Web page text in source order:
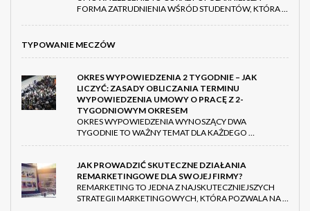
FORMA ZATRUDNIENIA WŚRÓD STUDENTÓW, KTÓRA …
TYPOWANIE MECZÓW
OKRES WYPOWIEDZENIA 2 TYGODNIE – JAK
LICZYĆ: ZASADY OBLICZANIA TERMINU
WYPOWIEDZENIA UMOWY O PRACĘ Z 2-
TYGODNIOWYM OKRESEM
OKRES WYPOWIEDZENIA WYNOSZĄCY DWA
TYGODNIE TO WAŻNY TEMAT DLA KAŻDEGO …
JAK PROWADZIĆ SKUTECZNE DZIAŁANIA
REMARKETINGOWE DLA SWOJEJ FIRMY?
REMARKETING TO JEDNA Z NAJSKUTECZNIEJSZYCH
STRATEGII MARKETINGOWYCH, KTÓRA POZWALA NA …